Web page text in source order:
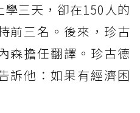
三天，卻在150人的
前三名。後來，珍古
森擔任翻譯。珍古德
訴他：如果有經濟困